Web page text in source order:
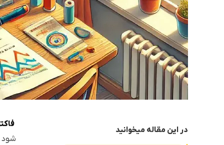
در این مقاله میخوانید
شود